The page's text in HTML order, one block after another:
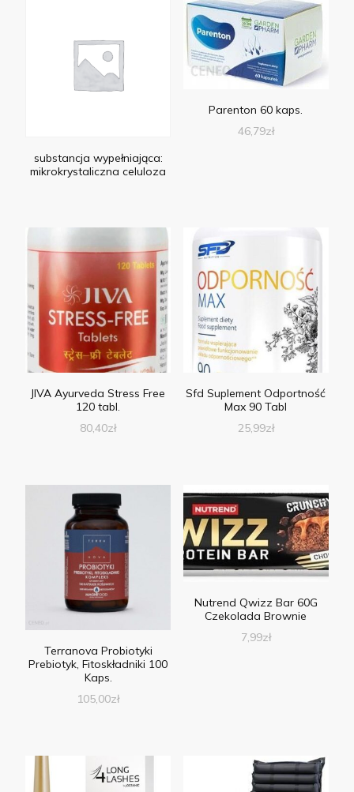
substancja wypełniająca:
mikrokrystaliczna celuloza
Parenton 60 kaps.
46,79zł
JIVA Ayurveda Stress Free
120 tabl.
80,40zł
Sfd Suplement Odportność
Max 90 Tabl
25,99zł
Terranova Probiotyki
Prebiotyk, Fitoskładniki 100
Kaps.
105,00zł
Nutrend Qwizz Bar 60G
Czekolada Brownie
7,99zł